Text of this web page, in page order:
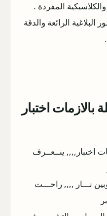
البلاغية الرائعة والدقة
بالازمات اختبار
اختبار,,,, ينــعــرف
نـــار ,,,, راحـــت